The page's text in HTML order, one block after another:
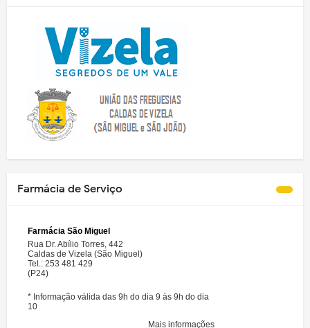
Farmácia de Serviço